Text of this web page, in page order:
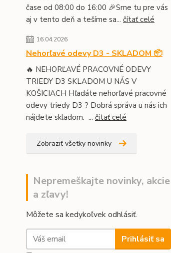
čase od 08:00 do 16:00 🎉Sme tu pre vás
aj v tento deň a tešíme sa... čítať celé
16.04.2026
Nehorľavé odevy D3 - SKLADOM 📦
🔥 NEHORĽAVÉ PRACOVNÉ ODEVY
TRIEDY D3 SKLADOM U NÁS V
KOŠICIACH Hľadáte nehorľavé pracovné
odevy triedy D3 ? Dobrá správa u nás ich
nájdete skladom. ... čítať celé
Zobraziť všetky novinky
Nepremeškajte novinky, akcie
a zľavy!
Môžete sa kedykoľvek odhlásiť.
Prihlásiť sa